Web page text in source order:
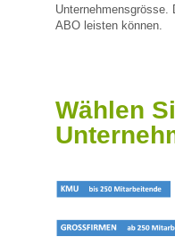
Unternehmensgrösse.
ABO leisten können.
Wählen